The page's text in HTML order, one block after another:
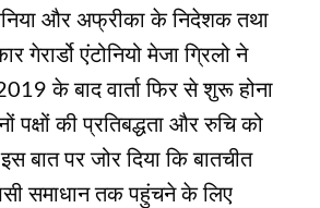
और अफ्रीका के निदेशक तथा
गेरार्डो एंटोनियो मेजा ग्रिलो ने
के बाद वार्ता फिर से शुरू होना
पक्षों की प्रतिबद्धता और रुचि को
बात पर जोर दिया कि बातचीत
समाधान तक पहुंचने के लिए